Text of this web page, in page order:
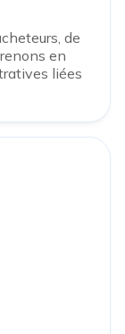
de
en
liées